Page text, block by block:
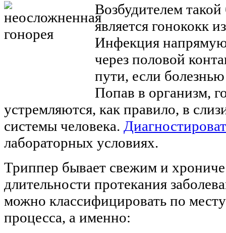
Возбудителем
является гонококк
Инфекция
через половой
пути, если
Попав в организм,
устремляются, как правило, в
системы человека.
лабораторных условиях.
Триппер бывает свежим и
длительности протекания
можно классифицировать по
процесса, а именно: